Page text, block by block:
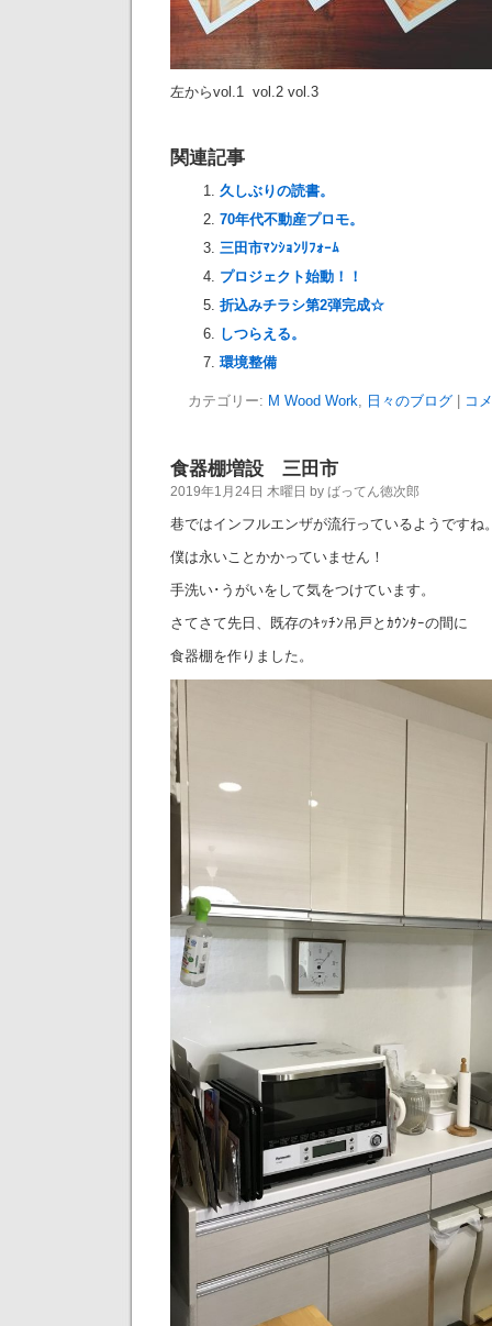
左からvol.1 vol.2 vol.3
関連記事
久しぶりの読書。
70年代不動産プロモ。
三田市ﾏﾝｼｮﾝﾘﾌｫｰﾑ
プロジェクト始動！！
折込みチラシ第2弾完成☆
しつらえる。
環境整備
カテゴリー: M Wood Work, 日々のブログ| コ
食器棚増設 三田市
2019年1月24日 木曜日 by ばってん徳次郎
巷ではインフルエンザが流行っているようですね
僕は永いことかかっていません！
手洗い･うがいをして気をつけています。
さてさて先日、既存のｷｯﾁﾝ吊戸とｶｳﾝﾀｰの間に
食器棚を作りました。